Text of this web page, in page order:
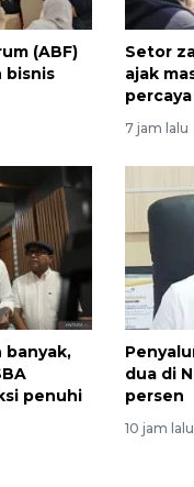
(ABF)
bisnis
Setor
ajak
7 jam lalu
banyak,
penuhi
dua di
persen
10 jam lalu